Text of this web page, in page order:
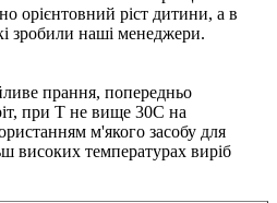
орієнтовний ріст дитини, а в
зробили наші менеджери.
прання, попередньо
при Т не вище 30С на
м'якого засобу для
високих температурах виріб